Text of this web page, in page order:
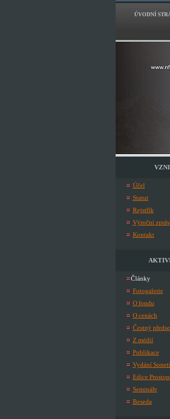
ÚVODNÍ
Účel
Statut
Rejstřík
Výroční
Kontakt
Články
Fotogalerie
O fondu
O cenách
Čestný
Z médií
Publikace
Vydání
Edice
Semináře
Beseda